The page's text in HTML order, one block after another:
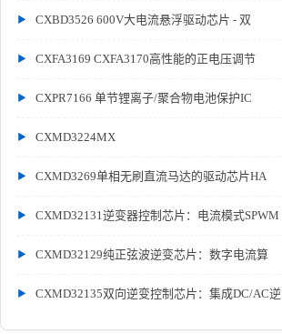
CXBD3526 600V大电流悬浮驱动芯片 - 双
CXFA3169 CXFA3170高性能的正电压调节
CXPR7166 单节锂离子/聚合物电池保护IC
CXMD3224MX
CXMD3269单相无刷直流马达的驱动芯片HA
CXMD32131逆变器控制芯片：电流模式SPWM
CXMD32129纯正弦波逆变芯片：数字电流算
CXMD32135双向逆变控制芯片：集成DC/AC逆